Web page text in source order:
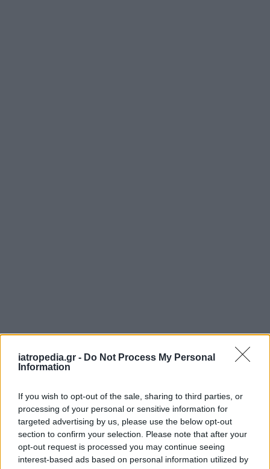
iatropedia.gr - Do Not Process My Personal
Information
If you wish to opt-out of the sale, sharing to third parties, or
processing of your personal or sensitive information for
targeted advertising by us, please use the below opt-out
section to confirm your selection. Please note that after your
opt-out request is processed you may continue seeing
interest-based ads based on personal information utilized by
ΕΙΔΗΣΕΙΣ 08 Αυγούστου 2026 16:54
Γεωργιάδης: Αιχμηρή ανάρτηση για συνδικαλιστή που
μιλούσε για «διάλυση» του ΕΣΥ και αργότερα
ευχαρίστησε το Μποδοσάκειο